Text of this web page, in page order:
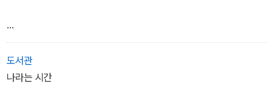
_「첫」 전문
기대어 앉은 눈빛이 지평선 끝까지 말을 달리고
그 눈길을 거슬러오는 오렌지빛으로 물들던 자리에서는
도서관
나라는 시간